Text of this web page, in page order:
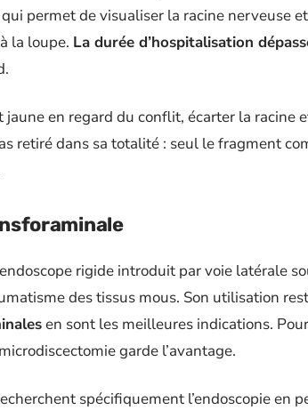
permet de visualiser la racine nerveuse
la loupe. La durée d’hospitalisation
en regard du conflit, écarter la racine
retiré dans sa totalité : seul le fragment
rigide introduit par voie latérale
des tissus mous. Son utilisation
en sont les meilleures indications.
garde l’avantage.
spécifiquement l’endoscopie en